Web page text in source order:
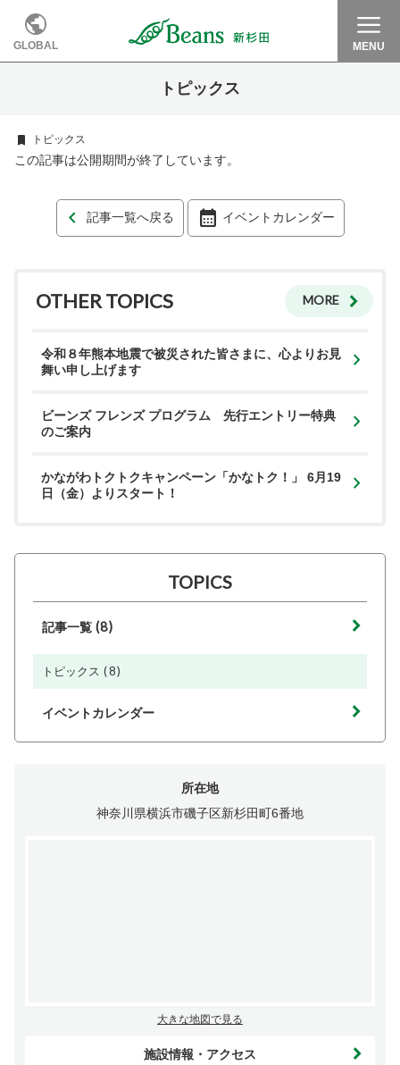
GLOBAL MENU
トピックス
トピックス
この記事は公開期間が終了しています。
記事一覧へ戻る イベントカレンダー
OTHER TOPICS MORE
令和８年熊本地震で被災された皆さまに、心よりお見
舞い申し上げます
ビーンズ フレンズ プログラム 先行エントリー特典
のご案内
かながわトクトクキャンペーン「かなトク！」 6月19
日（金）よりスタート！
TOPICS
記事一覧 (8)
トピックス (8)
イベントカレンダー
所在地
神奈川県横浜市磯子区新杉田町6番地
大きな地図で見る
施設情報・アクセス